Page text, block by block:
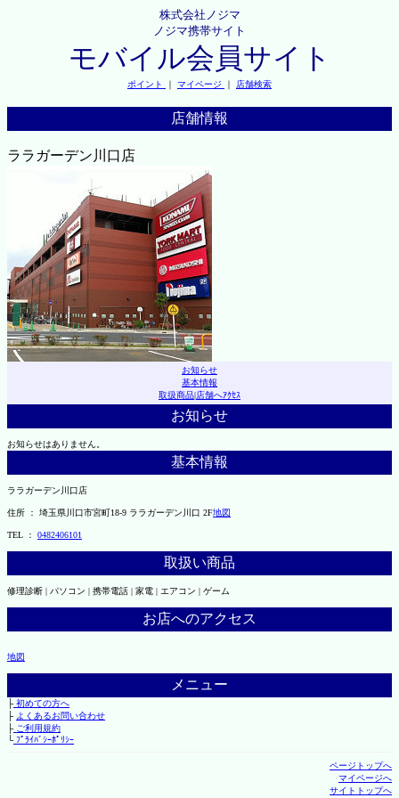
株式会社ノジマ
ノジマ携帯サイト
モバイル会員サイト
ポイント ｜ マイページ ｜ 店舗検索
店舗情報
ララガーデン川口店
お知らせ
基本情報
取扱商品|店舗へｱｸｾｽ
お知らせ
お知らせはありません。
基本情報
ララガーデン川口店
住所 ： 埼玉県川口市宮町18-9 ララガーデン川口 2F地図
TEL ： 0482406101
取扱い商品
修理診断 | パソコン | 携帯電話 | 家電 | エアコン | ゲーム
お店へのアクセス
地図
メニュー
├初めての方へ
├ よくあるお問い合わせ
├ご利用規約
└ﾌﾟﾗｲﾊﾞｼｰﾎﾟﾘｼｰ
ページトップへ
マイページへ
サイトトップへ